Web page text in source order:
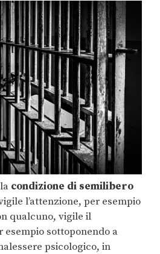
condizione di semilibero
l’attenzione, per esempio
qualcuno, vigile il
sottoponendo a
psicologico, in